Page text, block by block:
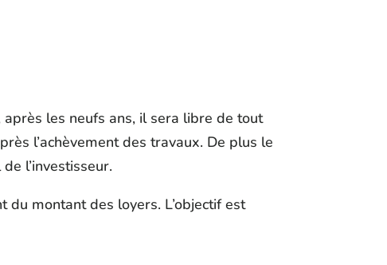
les neufs ans, il sera libre de tout
l’achèvement des travaux. De plus le
l’investisseur.
du montant des loyers. L’objectif est